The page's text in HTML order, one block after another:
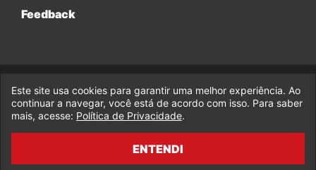
Feedback
© 2017-2026 Legado da Marvel, uma empresa da Legado
Enterprises.
fabiolobo
Este site usa cookies para garantir uma melhor experiência. Ao
continuar a navegar, você está de acordo com isso. Para saber
mais, acesse: Política de Privacidade.
ENTENDI